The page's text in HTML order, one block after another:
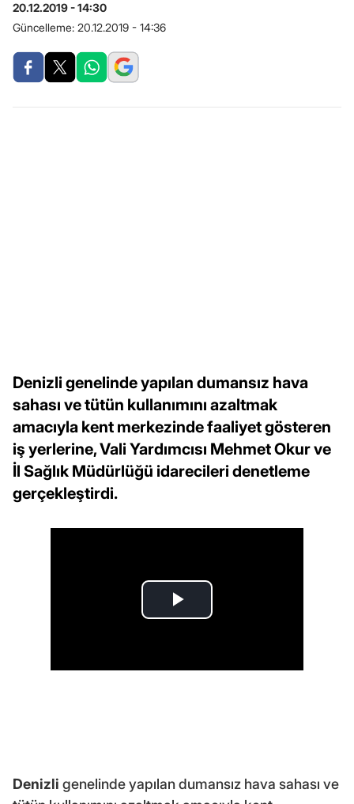
20.12.2019 - 14:30
Güncelleme: 20.12.2019 - 14:36
Denizli genelinde yapılan dumansız hava
sahası ve tütün kullanımını azaltmak
amacıyla kent merkezinde faaliyet gösteren
iş yerlerine, Vali Yardımcısı Mehmet Okur ve
İl Sağlık Müdürlüğü idarecileri denetleme
gerçekleştirdi.
Denizli genelinde yapılan dumansız hava sahası ve